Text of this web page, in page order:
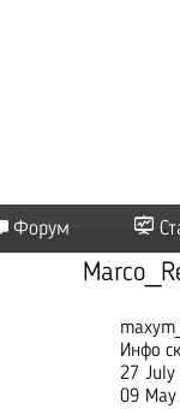
Форум
Инфо
27 July
09